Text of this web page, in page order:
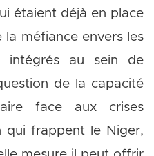
étaient déjà en place
la méfiance envers les
intégrés au sein de
de la capacité
face aux crises
qui frappent le Niger,